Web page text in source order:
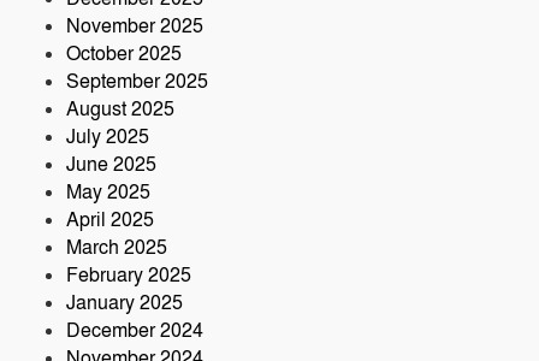
November 2025
October 2025
September 2025
August 2025
July 2025
June 2025
May 2025
April 2025
March 2025
February 2025
January 2025
December 2024